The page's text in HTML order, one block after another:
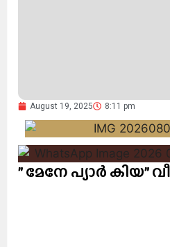
August 19, 2025 8:11 pm
” മേനേ പ്യാർ കിയ”